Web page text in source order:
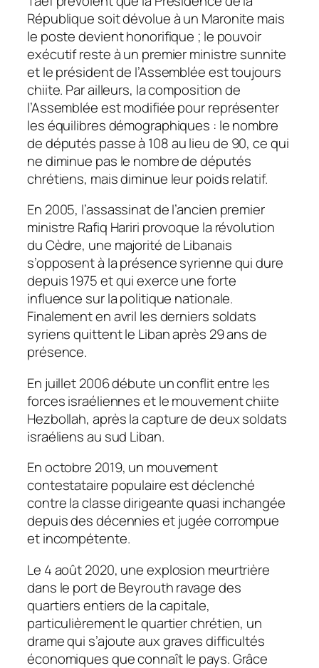
République soit dévolue à un Maronite mais
le poste devient honorifique ; le pouvoir
exécutif reste à un premier ministre sunnite
et le président de l’Assemblée est toujours
chiite. Par ailleurs, la composition de
l’Assemblée est modifiée pour représenter
les équilibres démographiques : le nombre
de députés passe à 108 au lieu de 90, ce qui
ne diminue pas le nombre de députés
chrétiens, mais diminue leur poids relatif.
En 2005, l’assassinat de l’ancien premier
ministre Rafiq Hariri provoque la révolution
du Cèdre, une majorité de Libanais
s’opposent à la présence syrienne qui dure
depuis 1975 et qui exerce une forte
influence sur la politique nationale.
Finalement en avril les derniers soldats
syriens quittent le Liban après 29 ans de
présence.
En juillet 2006 débute un conflit entre les
forces israéliennes et le mouvement chiite
Hezbollah, après la capture de deux soldats
israéliens au sud Liban.
En octobre 2019, un mouvement
contestataire populaire est déclenché
contre la classe dirigeante quasi inchangée
depuis des décennies et jugée corrompue
et incompétente.
Le 4 août 2020, une explosion meurtrière
dans le port de Beyrouth ravage des
quartiers entiers de la capitale,
particulièrement le quartier chrétien, un
drame qui s’ajoute aux graves difficultés
économiques que connaît le pays. Grâce